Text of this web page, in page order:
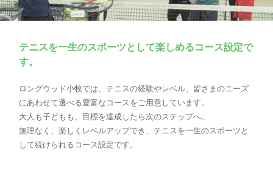
テニスを一生のスポーツとして楽しめるコース設定で
す。
ロングウッド小牧では、テニスの経験やレベル、皆さまのニーズ
にあわせて選べる豊富なコースをご用意しています。
大人も子どもも、目標を達成したら次のステップへ。
無理なく、楽しくレベルアップでき、テニスを一生のスポーツと
して続けられるコース設定です。